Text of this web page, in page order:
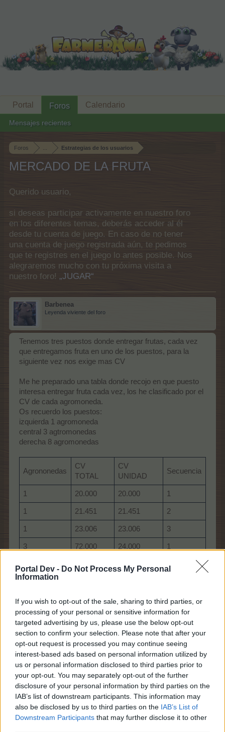
Portal Dev - Do Not Process My Personal
Information
If you wish to opt-out of the sale, sharing to third parties, or
processing of your personal or sensitive information for
targeted advertising by us, please use the below opt-out
section to confirm your selection. Please note that after your
opt-out request is processed you may continue seeing
interest-based ads based on personal information utilized by
us or personal information disclosed to third parties prior to
your opt-out. You may separately opt-out of the further
disclosure of your personal information by third parties on the
IAB’s list of downstream participants. This information may
also be disclosed by us to third parties on the IAB’s List of
Downstream Participants that may further disclose it to other
Foros Estrategias de los usuarios
MERCADO DE LA FRUTA
Querido usuario,
si deseas participar activamente en nuestro foro
en los diferentes temas, deberás acceder al él
desde tu cuenta de juego. En caso de no tener
una cuenta de juego registrada aún, te pedimos
que te registres en el juego lo antes posible. Nos
alegraremos mucho con tu próxima visita a
nuestro foro! „JUGAR“
Barbenea
Leyenda viviente del foro
Tenemos tres puestos donde entregar frutas, cada vez
que entregamos fruta en uno de los puestos, para la
siguiente vez nos exige mas CV
Me he preparado una tabla donde recojo en que puesto
interesa entregar fruta cada vez, los he clasificado por el
CV de cada agromoneda.
Os recuerdo los puestos:
izquierda 1 agromoneda
central 3 agtromonedas
derecha 8 agromonedas
Agrononedas
CV
TOTAL
CV
UNIDAD
Secuencia
1 20.000 20.000 1
1 21.451 21.451 2
1 23.006 23.006 3
3 72.000 24.000 1
24.674 24.674 4
3
1 26.463 26.463 5
3 81.180 27.060 3
8 224.000 28.000 1
1 28.382 28.382 6
3 86.200 28.733 4
8 235.485 29.436 2
1 30.440 30.440 7
3 91.530 30.510 5
Portal Foros
Mensajes recientes
Calendario